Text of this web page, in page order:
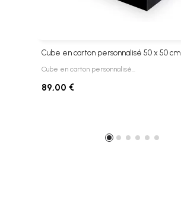
Cube en carton personnalisé 50 x 50 cm
Cube en carton personnalisé…
89,00 €